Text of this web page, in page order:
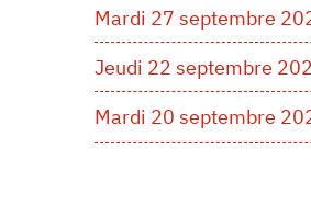
Mardi 27 septembre
Jeudi 22 septembre
Mardi 20 septembre